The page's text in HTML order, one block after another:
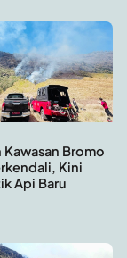
Kawasan Bromo
Kini
Api Baru